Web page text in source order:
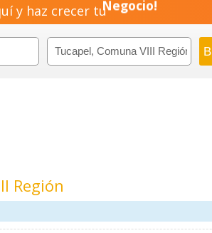
y haz crecer tuNegocio!
Pyme!
Emprendimiento!
Región